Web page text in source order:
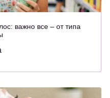
важно все – от типа